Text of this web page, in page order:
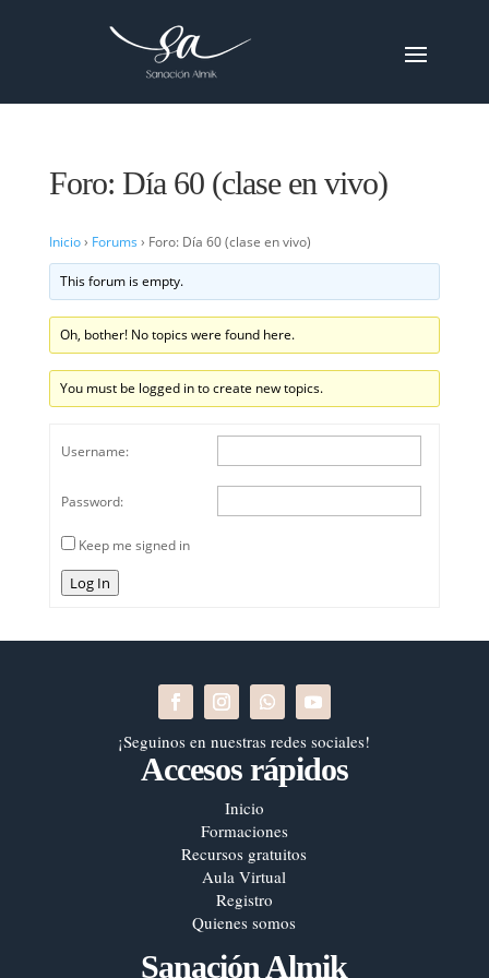
Foro: Día 60 (clase en vivo)
Inicio› Forums › Foro: Día 60 (clase en vivo)
This forum is empty.
Oh, bother! No topics were found here.
You must be logged in to create new topics.
Username:
Password:
Keep me signed in
Log In
¡Seguinos en nuestras redes sociales!
Accesos rápidos
Inicio
Formaciones
Recursos gratuitos
Aula Virtual
Registro
Quienes somos
Sanación Almik